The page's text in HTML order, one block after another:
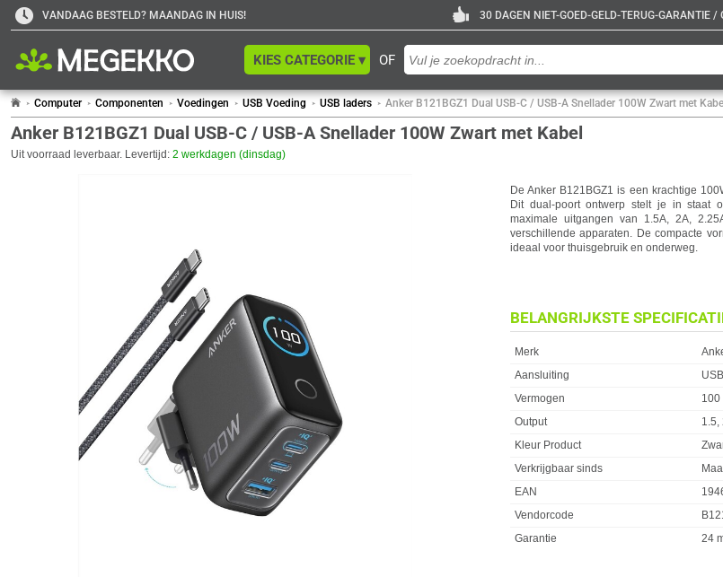
VANDAAG BESTELD? MAANDAG IN HUIS! 30 DAGEN NIET-GOED-GELD-TERUG-GARANTIE
OF
KIES CATEGORIE ▾
Computer Componenten Voedingen USB Voeding USB laders Anker B121BGZ1 Dual USB-C / USB-A Snellader 100W Zwart met Kabel
Anker B121BGZ1 Dual USB-C / USB-A Snellader 100W Zwart met Kabel
Uit voorraad leverbaar. Levertijd: 2 werkdagen (dinsdag)
De Anker B121BGZ1 is een krachtige
Dit dual-poort ontwerp stelt je in staat
maximale uitgangen van 1.5A, 2A,
verschillende apparaten. De compacte
ideaal voor thuisgebruik en onderweg.
BELANGRIJKSTE
Eigenschap
Merk
Aansluiting
Vermogen
100
Output
1.5,
Kleur Product
Verkrijgbaar sinds
EAN
Vendorcode
Garantie
24